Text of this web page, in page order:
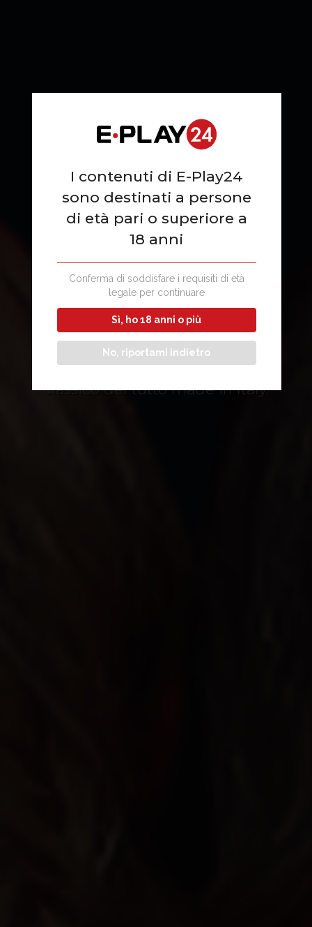
SKILL
GAMES
classico del tutto made in Italy.
I contenuti di E-Play24
sono destinati a persone
di età pari o superiore a
18 anni
Conferma di soddisfare i requisiti di età
legale per continuare
Sì, ho 18 anni o più
No, riportami indietro